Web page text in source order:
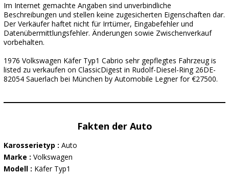
Im Internet gemachte Angaben sind unverbindliche
Beschreibungen und stellen keine zugesicherten Eigenschaften dar.
Der Verkäufer haftet nicht für Irrtümer, Eingabefehler und
Datenübermittlungsfehler. Änderungen sowie Zwischenverkauf
vorbehalten.
1976 Volkswagen Käfer Typ1 Cabrio sehr gepflegtes Fahrzeug is
listed zu verkaufen on ClassicDigest in Rudolf-Diesel-Ring 26DE-
82054 Sauerlach bei München by Automobile Legner for €27500.
Fakten der Auto
Karosserietyp : Auto
Marke : Volkswagen
Modell : Käfer Typ1